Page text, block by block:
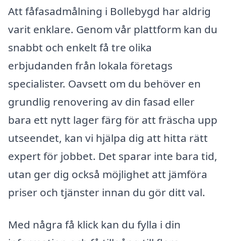
Att fåfasadmålning i Bollebygd har aldrig
varit enklare. Genom vår plattform kan du
snabbt och enkelt få tre olika
erbjudanden från lokala företags
specialister. Oavsett om du behöver en
grundlig renovering av din fasad eller
bara ett nytt lager färg för att fräscha upp
utseendet, kan vi hjälpa dig att hitta rätt
expert för jobbet. Det sparar inte bara tid,
utan ger dig också möjlighet att jämföra
priser och tjänster innan du gör ditt val.
Med några få klick kan du fylla i din